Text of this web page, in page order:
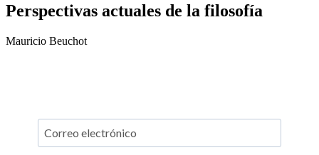
Perspectivas actuales de la filosofía
Mauricio Beuchot